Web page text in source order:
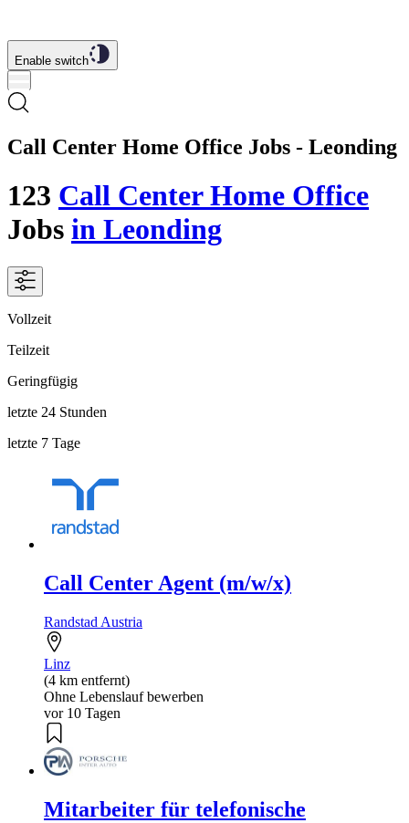
Enable switch
Call Center Home Office Jobs - Leonding
123 Call Center Home Office
Jobs in Leonding
Vollzeit
Teilzeit
Geringfügig
letzte 24 Stunden
letzte 7 Tage
Call Center Agent (m/w/x)
Randstad Austria
Linz
(4 km entfernt)
Ohne Lebenslauf bewerben
vor 10 Tagen
Mitarbeiter für telefonische